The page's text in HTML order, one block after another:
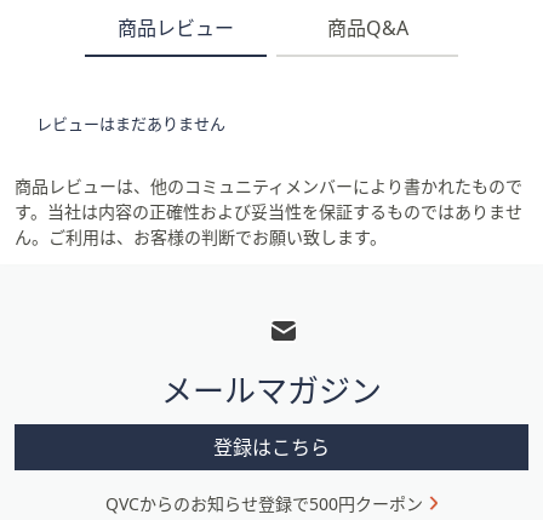
商品レビュー 商品Q&A
レビューはまだありません
商品レビューは、他のコミュニティメンバーにより書かれたもので
す。当社は内容の正確性および妥当性を保証するものではありませ
ん。ご利用は、お客様の判断でお願い致します。
メ
ニ
メールマガジン
登録はこちら
QVCからのお知らせ登録で500円クーポン